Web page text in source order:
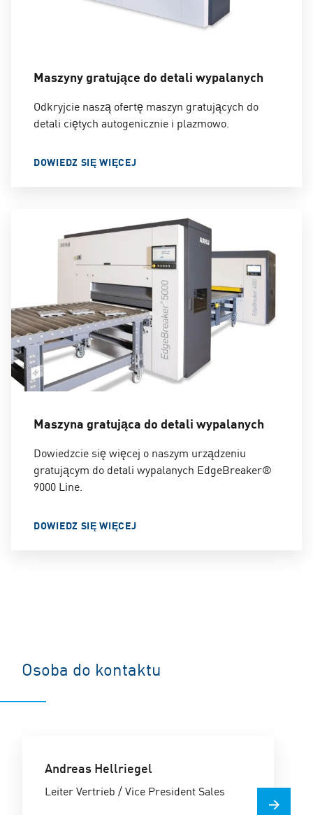
Maszyny gratujące do detali wypalanych
Odkryjcie naszą ofertę maszyn gratujących do
detali ciętych autogenicznie i plazmowo.
DOWIEDZ SIĘ WIĘCEJ
Maszyna gratująca do detali wypalanych
Dowiedzcie się więcej o naszym urządzeniu
gratującym do detali wypalanych EdgeBreaker®
9000 Line.
DOWIEDZ SIĘ WIĘCEJ
Osoba do kontaktu
Andreas Hellriegel
Leiter Vertrieb / Vice President Sales